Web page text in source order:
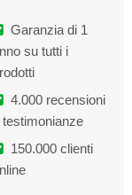
Garanzia di 1
su tutti i
4.000 recensioni
testimonianze
150.000 clienti